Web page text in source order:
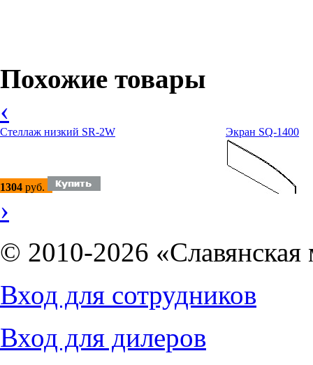
Похожие товары
‹
Стеллаж низкий SR-2W
1304 руб.
Экран SQ-1400
›
© 2010-2026 «Славянская
Вход для сотрудников
Вход для дилеров